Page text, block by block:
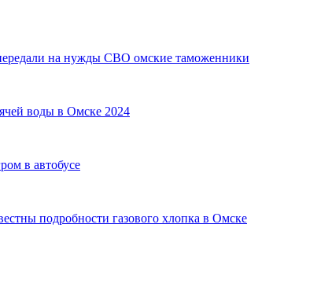
на нужды СВО омские таможенники
воды в Омске 2024
в автобусе
подробности газового хлопка в Омске